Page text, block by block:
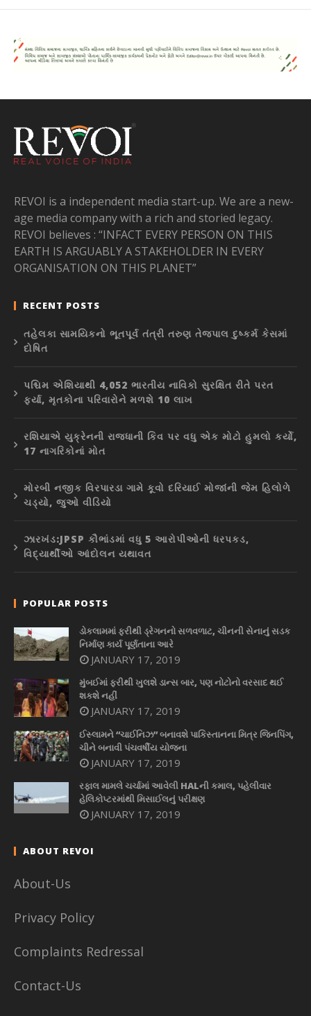
REVOI is a independent media start-up. We are a new-
age media company with a rich and storied legacy.
REVOI believes : “INFACT EVERY PERSON ON THIS
EARTH IS ARGUABLY A STAKEHOLDER IN EVERY
ORGANISATION ON THIS PLANET”
RECENT POSTS
તહેલકા સામયિકનો ભૂતપૂર્વ તંત્રી તરુણ તેજપાલ દુષ્કર્મ કેસમાં
દોષિત
પશ્ચિમ એશિયાથી 4,052 ભારતીય નાવિકો સુરક્ષિત રીતે પરત
ફર્યા, મૃતકોના પરિવારોને મળશે 10 લાખ
રશિયાએ યુક્રેનની રાજધાની કિવ પર વધુ એક મોટો હુમલો કર્યો,
17 નાગરિકોનાં મોત
મોરબી નજીક વિરપારડા ગામે કૂવો દરિયાઈ મોજાંની જેમ હિલોળે
ચડ્યો, જુઓ વીડિયો
ઝારખંડ:JPSP કૌભાંડમાં વધુ 5 આરોપીઓની ધરપકડ,
વિદ્યાર્થીઓ આંદોલન યથાવત
POPULAR POSTS
ડોકલામમાં ફરીથી ડ્રેગનનો સળવળાટ, ચીનની સેનાનું સડક
નિર્માણ કાર્ય પૂર્ણતાના આરે
JANUARY 17, 2019
મુંબઈમાં ફરીથી ખુલશે ડાન્સ બાર, પણ નોટોનો વરસાદ થઈ
શકશે નહીં
JANUARY 17, 2019
ઈસ્લામને “ચાઈનિઝ” બનાવશે પાકિસ્તાનના મિત્ર જિનપિંગ,
ચીને બનાવી પંચવર્ષીય યોજના
JANUARY 17, 2019
રફાલ મામલે ચર્ચામાં આવેલી HALની કમાલ, પહેલીવાર
હેલિકોપ્ટરમાંથી મિસાઈલનું પરીક્ષણ
JANUARY 17, 2019
ABOUT REVOI
About-Us
Privacy Policy
Complaints Redressal
Contact-Us